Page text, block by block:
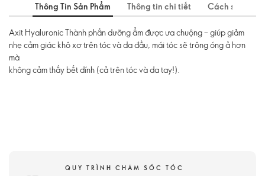
Thông Tin Sản Phẩm Thông tin chi tiết Cách sử dụng
Axit Hyaluronic Thành phần dưỡng ẩm được ưa chuộng – giúp giảm
nhẹ cảm giác khô xơ trên tóc và da đầu, mái tóc sẽ trông óng ả hơn
mà
không cảm thấy bết dính (cả trên tóc và da tay!).
QUY TRÌNH CHĂM SÓC TÓC